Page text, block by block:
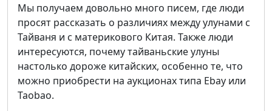
Мы получаем довольно много писем, где люди
просят рассказать о различиях между улунами с
Тайваня и с материкового Китая. Также люди
интересуются, почему тайваньские улуны
настолько дороже китайских, особенно те, что
можно приобрести на аукционах типа Ebay или
Taobao.